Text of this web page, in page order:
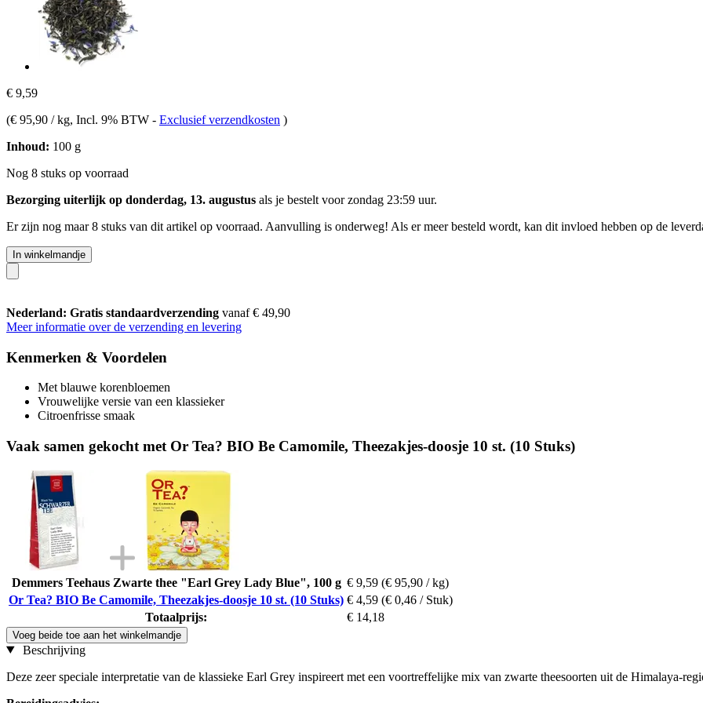
€ 9,59
(€ 95,90 / kg, Incl. 9% BTW - Exclusief verzendkosten )
Inhoud: 100 g
Nog 8 stuks op voorraad
Bezorging uiterlijk op donderdag, 13. augustus als je bestelt voorzondag 23:59 uur.
Er zijn nog maar 8 stuks van dit artikel op voorraad. Aanvulling is onderweg! Als er meer besteld wordt, kan dit invloed hebben op de
In winkelmandje
Nederland: Gratis standaardverzending vanaf € 49,90
Meer informatie over de verzending en levering
Kenmerken & Voordelen
Met blauwe korenbloemen
Vrouwelijke versie van een klassieker
Citroenfrisse smaak
Vaak samen gekocht met Or Tea? BIO Be Camomile, Theezakjes-doosje 10 st. (10 Stuks)
Demmers Teehaus Zwarte thee "Earl Grey Lady Blue", 100 g € 9,59 (€ 95,90 / kg)
Or Tea? BIO Be Camomile, Theezakjes-doosje 10 st. (10 Stuks) € 4,59 (€ 0,46 / Stuk)
Totaalprijs:
€ 14,18
Voeg beide toe aan het winkelmandje
Beschrijving
Deze zeer speciale interpretatie van de klassieke Earl Grey inspireert met een voortreffelijke mix van zwarte theesoorten uit de Himalaya-